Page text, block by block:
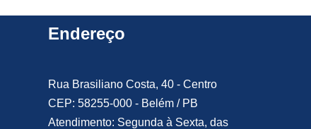
Endereço
Rua Brasiliano Costa, 40 - Centro
CEP: 58255-000 - Belém / PB
Atendimento: Segunda à Sexta, das